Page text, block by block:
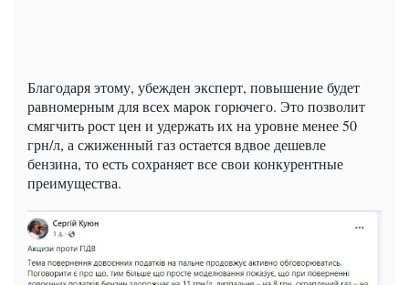
Благодаря этому, убежден эксперт, повышение будет
равномерным для всех марок горючего. Это позволит
смягчить рост цен и удержать их на уровне менее 50
грн/л, а сжиженный газ остается вдвое дешевле
бензина, то есть сохраняет все свои конкурентные
преимущества.